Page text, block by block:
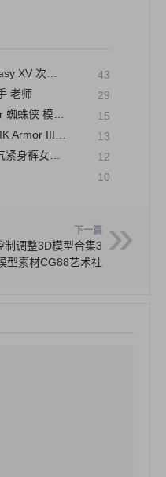
人物角色模型 43
老师 29
仿大师 装甲 15
装甲三号 蜘蛛侠 13
素材CG88艺术社 12
10
下一篇
调整3D模型合集3
型素材CG88艺术社